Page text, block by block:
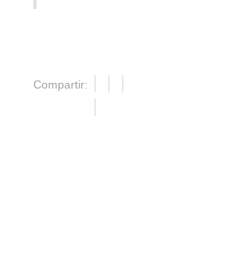
Compartir: